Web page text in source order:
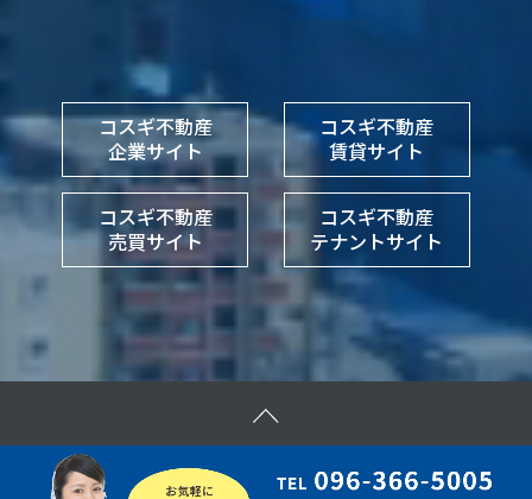
コスギ不動産
企業サイト
コスギ不動産
賃貸サイト
コスギ不動産
売買サイト
コスギ不動産
テナントサイト